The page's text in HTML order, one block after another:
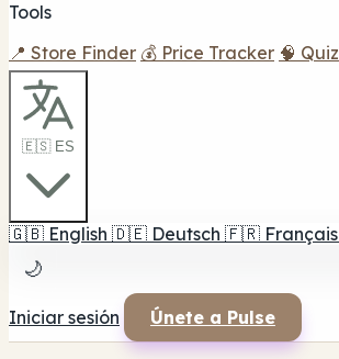
Tools
📍 Store Finder 💰 Price Tracker 🧠 Quiz
🇪🇸 ES
🇬🇧 English 🇩🇪 Deutsch 🇫🇷 Français
🌙
Iniciar sesión Únete a Pulse